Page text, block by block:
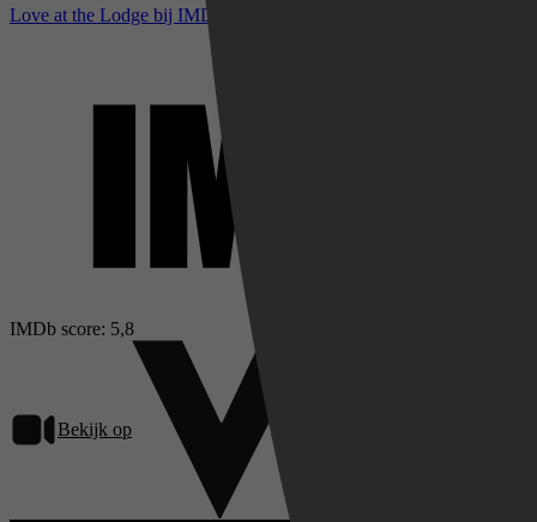
Love at the Lodge bij IMDb
IMDb score: 5,8
Bekijk op